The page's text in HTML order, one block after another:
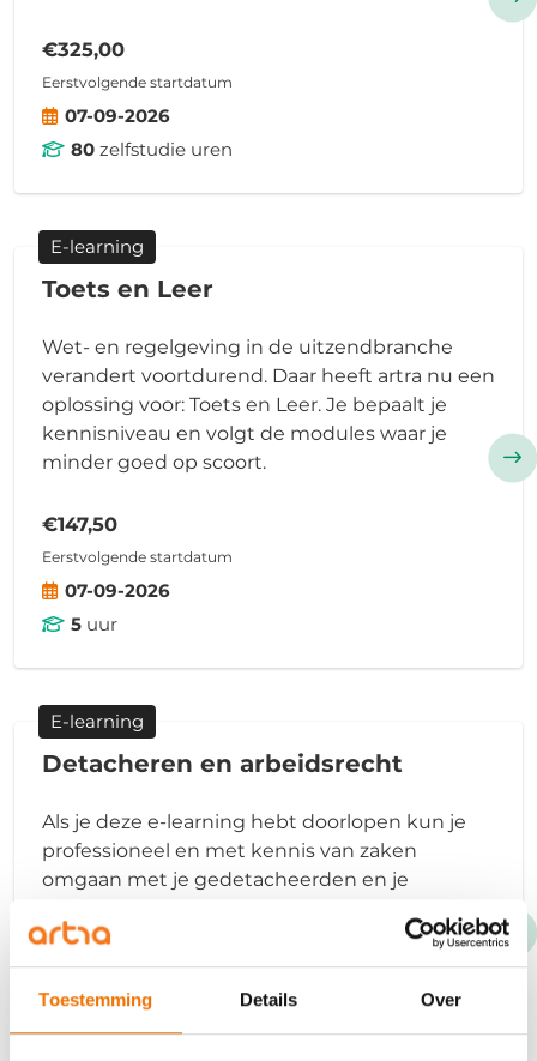
Toestemming Details Over
€325,00
Eerstvolgende startdatum
07-09-2026
80zelfstudie uren
E-learning
Toets en Leer
Wet- en regelgeving in de uitzendbranche
verandert voortdurend. Daar heeft artra nu een
oplossing voor: Toets en Leer. Je bepaalt je
kennisniveau en volgt de modules waar je
minder goed op scoort.
€147,50
Eerstvolgende startdatum
07-09-2026
5uur
E-learning
Detacheren en arbeidsrecht
Als je deze e-learning hebt doorlopen kun je
professioneel en met kennis van zaken
omgaan met je gedetacheerden en je
regelgeving en actuele ontwikkelingen.
€73,00
Eerstvolgende startdatum